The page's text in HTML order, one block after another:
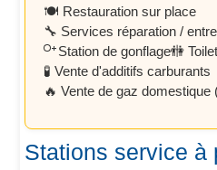
🍽️ Restauration sur place
🔧 Services réparation /
Station de gonflage🚻
🧪 Vente d'additifs carburants
🔥 Vente de gaz domestique
Stations service à